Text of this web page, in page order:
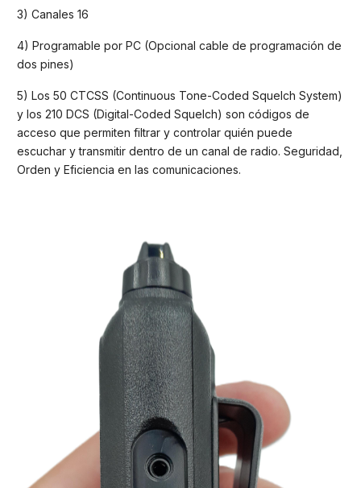
3) Canales 16
4) Programable por PC (Opcional cable de programación de
dos pines)
5) Los 50 CTCSS (Continuous Tone-Coded Squelch System)
y los 210 DCS (Digital-Coded Squelch) son códigos de
acceso que permiten filtrar y controlar quién puede
escuchar y transmitir dentro de un canal de radio. Seguridad,
Orden y Eficiencia en las comunicaciones.